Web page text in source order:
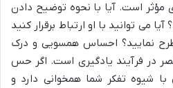
مؤثر است. آیا با نحوه توضیح دادن
می توانید با او ارتباط برقرار کنید
نمایید؟ احساس همسویی و درک
در فرآیند یادگیری است. اگر حس
شیوه تفکر شما همخوانی دارد و